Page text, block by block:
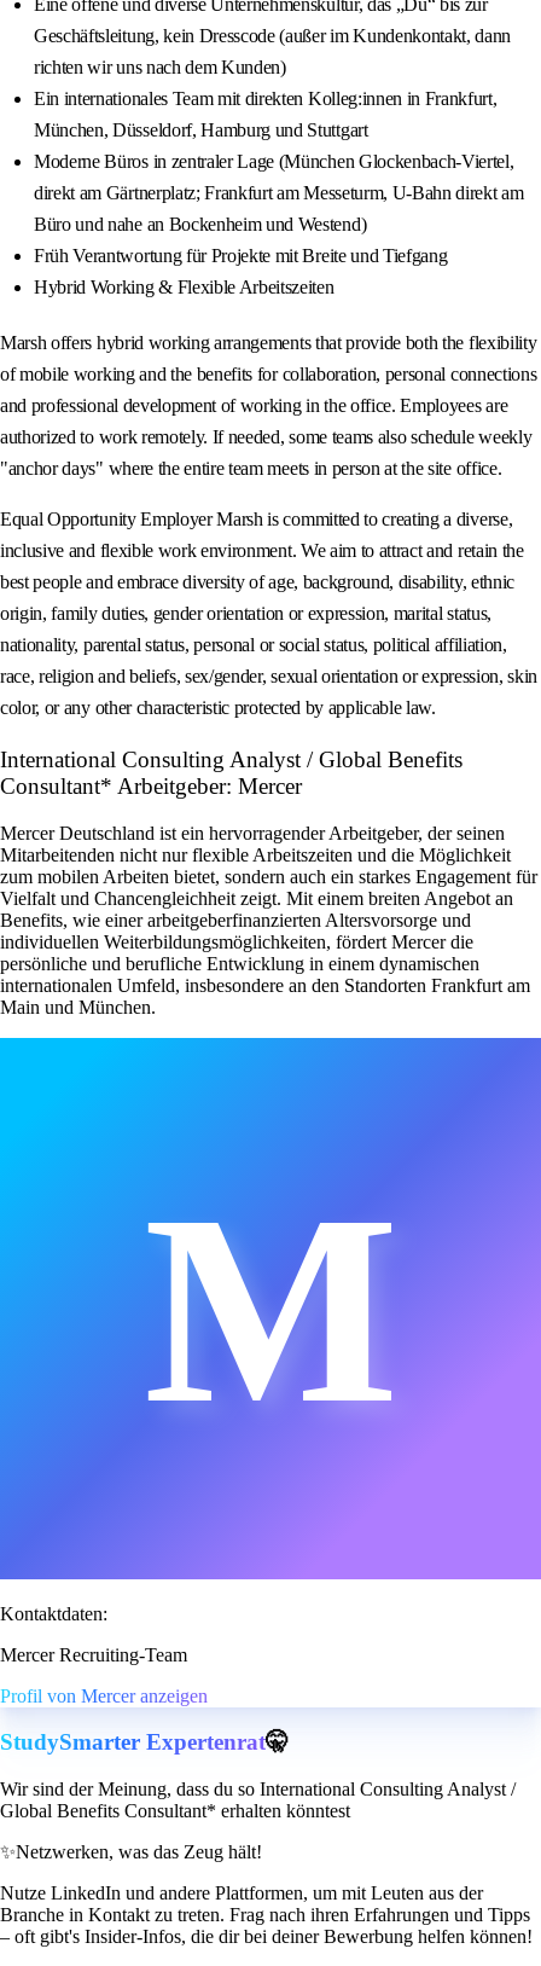
Eine offene und diverse Unternehmenskultur, das „Du“ bis zur
Geschäftsleitung, kein Dresscode (außer im Kundenkontakt, dann
richten wir uns nach dem Kunden)
Ein internationales Team mit direkten Kolleg:innen in Frankfurt,
München, Düsseldorf, Hamburg und Stuttgart
Moderne Büros in zentraler Lage (München Glockenbach-Viertel,
direkt am Gärtnerplatz; Frankfurt am Messeturm, U-Bahn direkt am
Büro und nahe an Bockenheim und Westend)
Früh Verantwortung für Projekte mit Breite und Tiefgang
Hybrid Working & Flexible Arbeitszeiten
Marsh offers hybrid working arrangements that provide both the flexibility
of mobile working and the benefits for collaboration, personal connections
and professional development of working in the office. Employees are
authorized to work remotely. If needed, some teams also schedule weekly
"anchor days" where the entire team meets in person at the site office.
Equal Opportunity Employer Marsh is committed to creating a diverse,
inclusive and flexible work environment. We aim to attract and retain the
best people and embrace diversity of age, background, disability, ethnic
origin, family duties, gender orientation or expression, marital status,
nationality, parental status, personal or social status, political affiliation,
race, religion and beliefs, sex/gender, sexual orientation or expression, skin
color, or any other characteristic protected by applicable law.
International Consulting Analyst / Global Benefits
Consultant* Arbeitgeber: Mercer
Mercer Deutschland ist ein hervorragender Arbeitgeber, der seinen
Mitarbeitenden nicht nur flexible Arbeitszeiten und die Möglichkeit
zum mobilen Arbeiten bietet, sondern auch ein starkes Engagement für
Vielfalt und Chancengleichheit zeigt. Mit einem breiten Angebot an
Benefits, wie einer arbeitgeberfinanzierten Altersvorsorge und
individuellen Weiterbildungsmöglichkeiten, fördert Mercer die
persönliche und berufliche Entwicklung in einem dynamischen
internationalen Umfeld, insbesondere an den Standorten Frankfurt am
Main und München.
M
Kontaktdaten:
Mercer Recruiting-Team
Profil von Mercer anzeigen
StudySmarter Expertenrat🤫
Wir sind der Meinung, dass du so International Consulting Analyst /
Global Benefits Consultant* erhalten könntest
✨Netzwerken, was das Zeug hält!
Nutze LinkedIn und andere Plattformen, um mit Leuten aus der
Branche in Kontakt zu treten. Frag nach ihren Erfahrungen und Tipps
– oft gibt's Insider-Infos, die dir bei deiner Bewerbung helfen können!